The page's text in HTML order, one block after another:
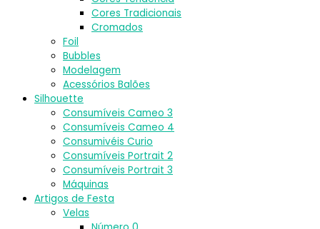
Cores Tradicionais
Cromados
Foil
Bubbles
Modelagem
Acessórios Balões
Silhouette
Consumíveis Cameo 3
Consumíveis Cameo 4
Consumivéis Curio
Consumíveis Portrait 2
Consumíveis Portrait 3
Máquinas
Artigos de Festa
Velas